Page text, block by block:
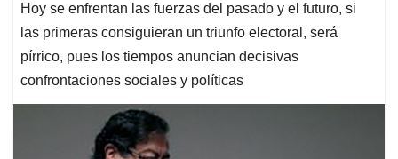
Hoy se enfrentan las fuerzas del pasado y el futuro, si
las primeras consiguieran un triunfo electoral, será
pírrico, pues los tiempos anuncian decisivas
confrontaciones sociales y políticas